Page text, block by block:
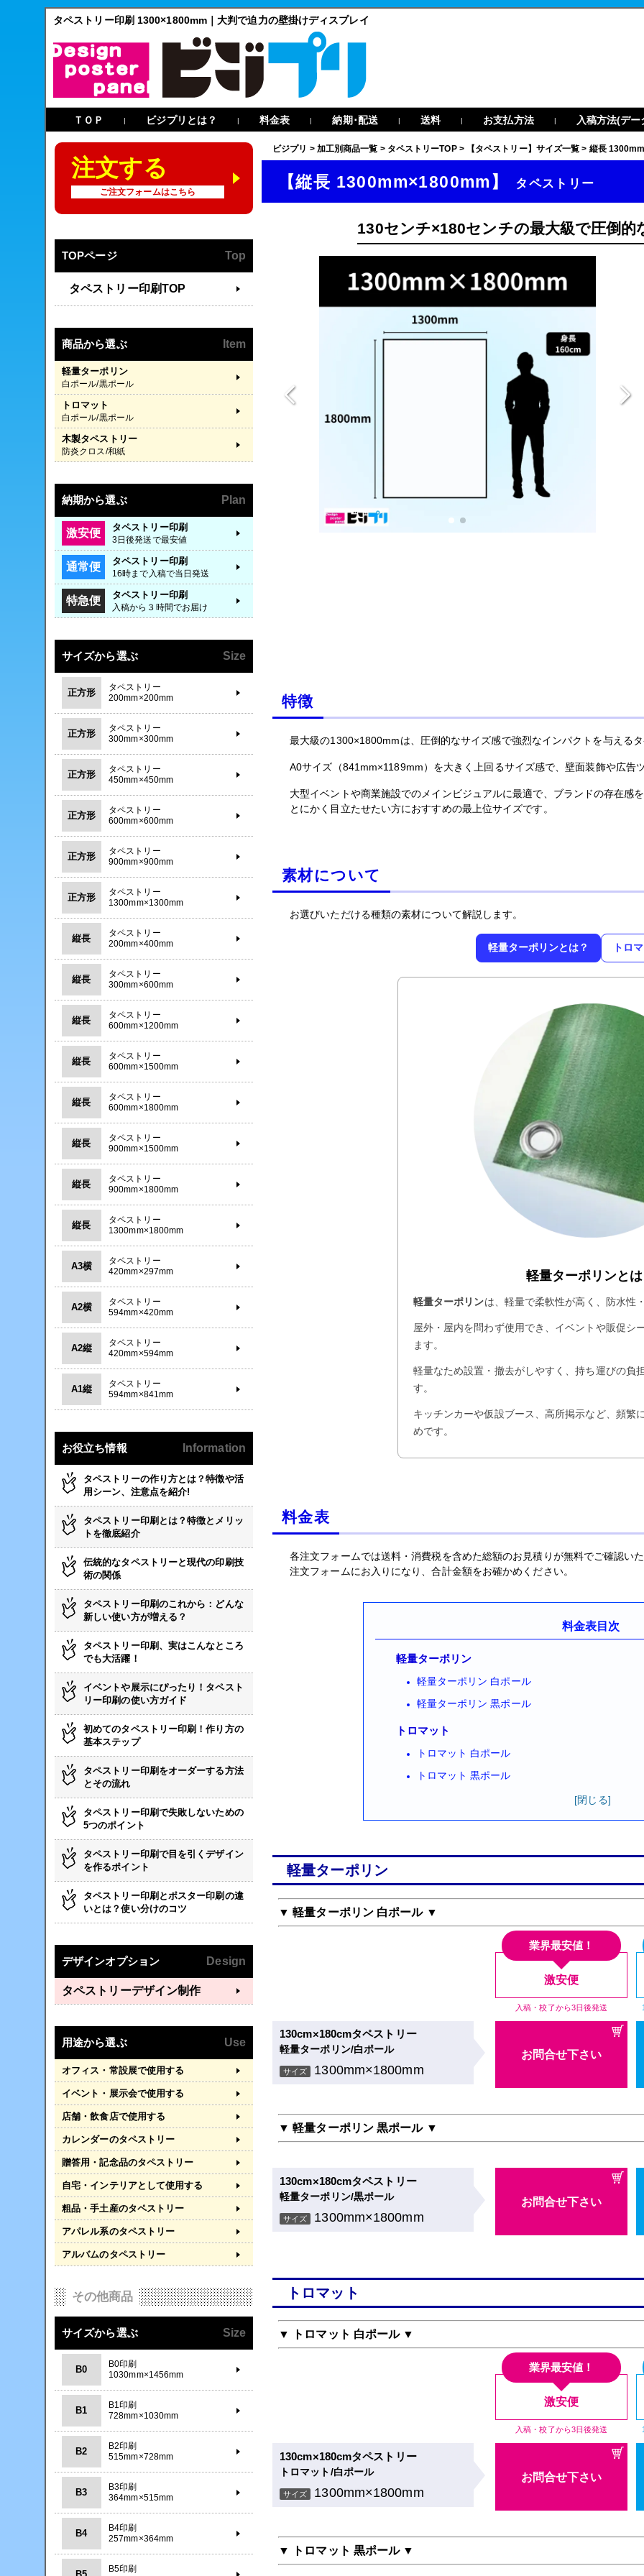
タペストリー印刷 1300×1800mm｜大判で迫力の壁掛けディスプレイ
ＴＯＰ | ビジプリとは？ | 料金表 | 納期･配送 | 送料 | お支払方法 | 入稿方法(デー
ビジプリ > 加工別商品一覧 > タペストリーTOP > 【タペストリー】サイズ一覧 > 縦長
【縦長 1300mm×1800mm】 タペストリー
130センチ×180センチの最大級で圧倒
特徴
最大級の1300×1800mmは、圧倒的なサイズ感で強烈なインパクトを与える
A0サイズ（841mm×1189mm）を大きく上回るサイズ感で、壁面装飾や広告
大型イベントや商業施設でのメインビジュアルに最適で、ブランドの存在感
とにかく目立たせたい方におすすめの最上位サイズです。
素材について
お選びいただける種類の素材について解説します。
軽量ターポリンとは？ トロ
軽量ターポリンと
軽量ターポリンは、軽量で柔軟性が高く、防水性
屋外・屋内を問わず使用でき、イベントや販促シ
ます。
軽量なため設置・撤去がしやすく、持ち運びの負
す。
キッチンカーや仮設ブース、高所掲示など、頻繁
めです。
料金表
各注文フォームでは送料・消費税を含めた総額のお見積りが無料でご確認い
注文フォームにお入りになり、合計金額をお確かめください。
料金表目次
軽量ターポリン
軽量ターポリン 白ポール
軽量ターポリン 黒ポール
トロマット
トロマット 白ポール
トロマット 黒ポール
軽量ターポリン
▼ 軽量ターポリン 白ポール ▼
激安便
入稿・校了から3日後発送
業界最安値！
130cm×180cmタペストリー
軽量ターポリン/白ポール
サイズ 1300mm×1800mm
お問合せ下さい
▼ 軽量ターポリン 黒ポール ▼
130cm×180cmタペストリー
軽量ターポリン/黒ポール
サイズ 1300mm×1800mm
お問合せ下さい
トロマット
▼ トロマット 白ポール ▼
激安便
入稿・校了から3日後発送
業界最安値！
130cm×180cmタペストリー
トロマット/白ポール
サイズ 1300mm×1800mm
お問合せ下さい
▼ トロマット 黒ポール ▼
注文する
ご注文フォームはこちら
TOPページ Top
タペストリー印刷TOP
商品から選ぶ Item
軽量ターポリン
白ポール/黒ポール
トロマット
白ポール/黒ポール
木製タペストリー
防炎クロス/和紙
納期から選ぶ Plan
激安便 タペストリー印刷
3日後発送で最安値
通常便 タペストリー印刷
16時まで入稿で当日発送
特急便 タペストリー印刷
入稿から３時間でお届け
サイズから選ぶ Size
正方形
タペストリー
200mm×200mm
正方形
タペストリー
300mm×300mm
正方形
タペストリー
450mm×450mm
正方形
タペストリー
600mm×600mm
正方形
タペストリー
900mm×900mm
正方形
タペストリー
1300mm×1300mm
縦長
タペストリー
200mm×400mm
縦長
タペストリー
300mm×600mm
縦長
タペストリー
600mm×1200mm
縦長
タペストリー
600mm×1500mm
縦長
タペストリー
600mm×1800mm
縦長
タペストリー
900mm×1500mm
縦長
タペストリー
900mm×1800mm
縦長
タペストリー
1300mm×1800mm
A3横
タペストリー
420mm×297mm
A2横
タペストリー
594mm×420mm
A2縦
タペストリー
420mm×594mm
A1縦
タペストリー
594mm×841mm
お役立ち情報 Information
タペストリーの作り方とは？特徴や活
用シーン、注意点を紹介!
タペストリー印刷とは？特徴とメリッ
トを徹底紹介
伝統的なタペストリーと現代の印刷技
術の関係
タペストリー印刷のこれから：どんな
新しい使い方が増える？
タペストリー印刷、実はこんなところ
でも大活躍！
イベントや展示にぴったり！タペスト
リー印刷の使い方ガイド
初めてのタペストリー印刷！作り方の
基本ステップ
タペストリー印刷をオーダーする方法
とその流れ
タペストリー印刷で失敗しないための
5つのポイント
タペストリー印刷で目を引くデザイン
を作るポイント
タペストリー印刷とポスター印刷の違
いとは？使い分けのコツ
デザインオプション Design
タペストリーデザイン制作
用途から選ぶ Use
オフィス・常設展で使用する
イベント・展示会で使用する
店舗・飲食店で使用する
カレンダーのタペストリー
贈答用・記念品のタペストリー
自宅・インテリアとして使用する
粗品・手土産のタペストリー
アパレル系のタペストリー
アルバムのタペストリー
その他商品
サイズから選ぶ Size
B0
B0印刷
1030mm×1456mm
B1
B1印刷
728mm×1030mm
B2
B2印刷
515mm×728mm
B3
B3印刷
364mm×515mm
B4
B4印刷
257mm×364mm
B5印刷